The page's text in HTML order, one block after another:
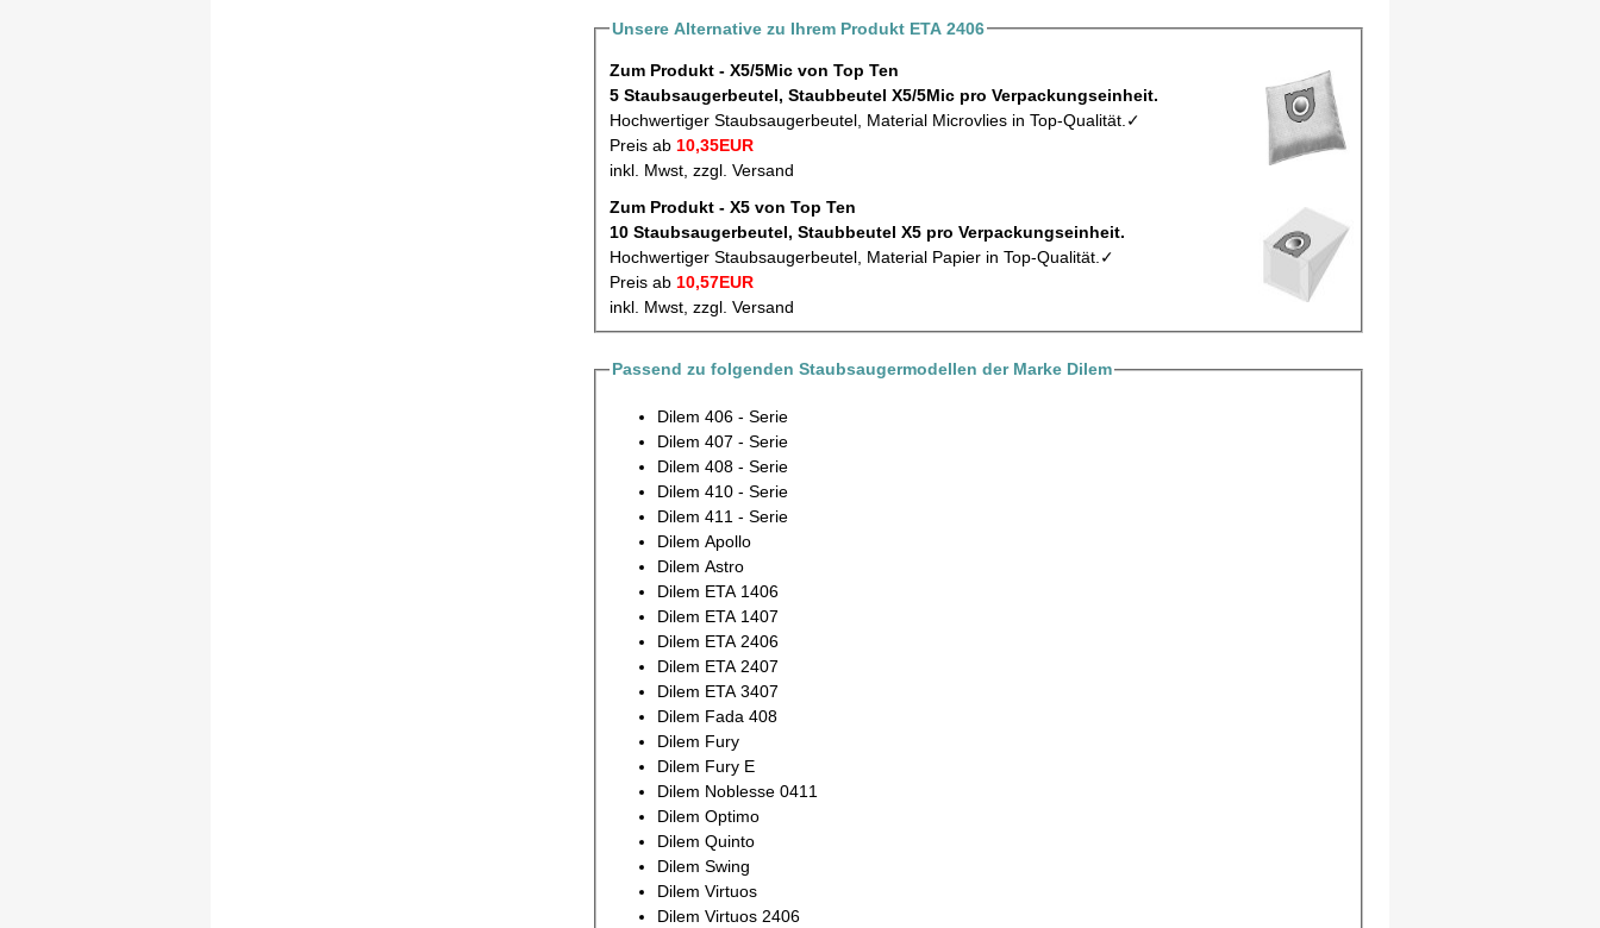
Unsere Alternative zu Ihrem Produkt ETA 2406
Zum Produkt - X5/5Mic von Top Ten
5 Staubsaugerbeutel, Staubbeutel X5/5Mic pro Verpackungseinheit.
Hochwertiger Staubsaugerbeutel, Material Microvlies in Top-Qualität.✓
Preis ab 10,35EUR
inkl. Mwst, zzgl. Versand
Zum Produkt - X5 von Top Ten
10 Staubsaugerbeutel, Staubbeutel X5 pro Verpackungseinheit.
Hochwertiger Staubsaugerbeutel, Material Papier in Top-Qualität.✓
Preis ab 10,57EUR
inkl. Mwst, zzgl. Versand
Passend zu folgenden Staubsaugermodellen der Marke Dilem
Dilem 406 - Serie
Dilem 407 - Serie
Dilem 408 - Serie
Dilem 410 - Serie
Dilem 411 - Serie
Dilem Apollo
Dilem Astro
Dilem ETA 1406
Dilem ETA 1407
Dilem ETA 2406
Dilem ETA 2407
Dilem ETA 3407
Dilem Fada 408
Dilem Fury
Dilem Fury E
Dilem Noblesse 0411
Dilem Optimo
Dilem Quinto
Dilem Swing
Dilem Virtuos
Dilem Virtuos 2406